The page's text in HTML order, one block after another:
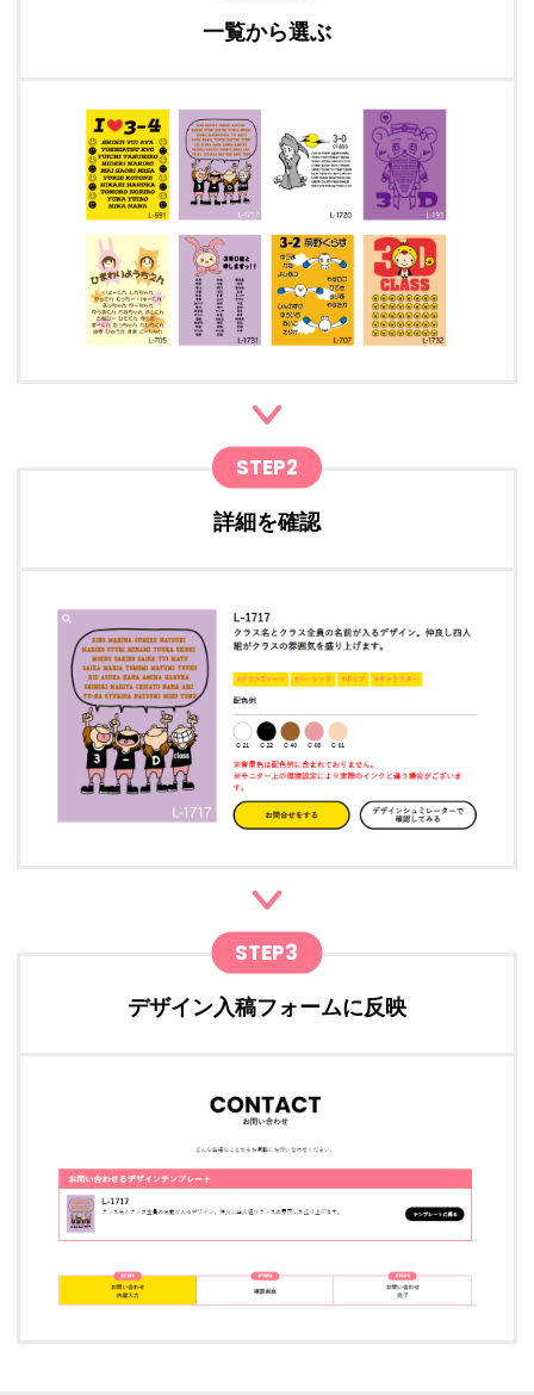
一覧から選ぶ
STEP2
詳細を確認
STEP3
デザイン入稿フォームに反映